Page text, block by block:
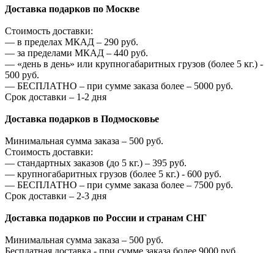
Доставка подарков по Москве
Стоимость доставки:
— в пределах МКАД – 290 руб.
— за пределами МКАД – 440 руб.
— «день в день» или крупногабаритных грузов (более 5 кг.) -
500 руб.
— БЕСПЛАТНО – при сумме заказа более – 5000 руб.
Срок доставки – 1-2 дня
Доставка подарков в Подмосковье
Минимальная сумма заказа – 500 руб.
Стоимость доставки:
— стандартных заказов (до 5 кг.) – 395 руб.
— крупногабаритных грузов (более 5 кг.) - 600 руб.
— БЕСПЛАТНО – при сумме заказа более – 7500 руб.
Срок доставки – 2-3 дня
Доставка подарков по России и странам СНГ
Минимальная сумма заказа – 500 руб.
Бесплатная доставка - при сумме заказа более 9000 руб.